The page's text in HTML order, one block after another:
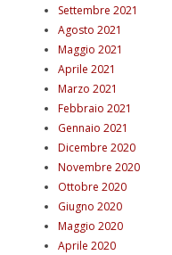
Settembre 2021
Agosto 2021
Maggio 2021
Aprile 2021
Marzo 2021
Febbraio 2021
Gennaio 2021
Dicembre 2020
Novembre 2020
Ottobre 2020
Giugno 2020
Maggio 2020
Aprile 2020